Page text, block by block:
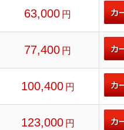
63,000 円
77,400 円
100,400 円
123,000 円